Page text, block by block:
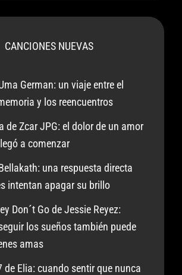
CANCIONES NUEVAS
German: un viaje entre el
y los reencuentros
de Zcar JPG: el dolor de un amor
a comenzar
una respuesta directa
intentan apagar su brillo
Don´t Go de Jessie Reyez:
los sueños también puede
amas
de Elia: cuando sentir que nunca